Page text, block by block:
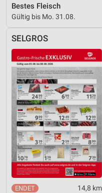
Bestes Fleisch
Gültig bis Mo. 31.08.
SELGROS
14,8 km